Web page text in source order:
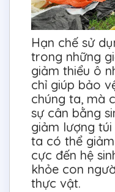
Hạn chế sử
trong những
giảm thiểu ô
chỉ giúp bảo
chúng ta, mà
sự cân bằng
giảm lượng
ta có thể
cực đến hệ
khỏe con
thực vật.